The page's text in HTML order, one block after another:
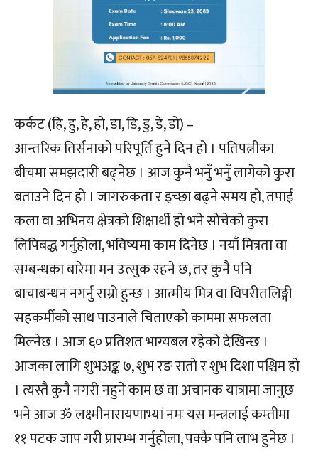
कर्कट (हि, हु, हे, हो, डा, डि, डु, डे, डो) –
आन्तरिक तिर्सनाको परिपूर्ति हुने दिन हो । पतिपत्नीका
बीचमा समझदारी बढ्नेछ । आज कुनै भनुँ भनुँ लागेको कुरा
बताउने दिन हो । जागरुकता र इच्छा बढ्ने समय हो, तपाईं
कला वा अभिनय क्षेत्रको शिक्षार्थी हो भने सोचेको कुरा
लिपिबद्ध गर्नुहोला, भविष्यमा काम दिनेछ । नयाँ मित्रता वा
सम्बन्धका बारेमा मन उत्सुक रहने छ, तर कुनै पनि
बाचाबन्धन नगर्नु राम्रो हुन्छ । आत्मीय मित्र वा विपरीतलिङ्गी
सहकर्मीको साथ पाउनाले चिताएको काममा सफलता
मिल्नेछ । आज ६० प्रतिशत भाग्यबल रहेको देखिन्छ ।
आजका लागि शुभअङ्क ७, शुभ रङ रातो र शुभ दिशा पश्चिम हो
। त्यस्तै कुनै नगरी नहुने काम छ वा अचानक यात्रामा जानुछ
भने आज ॐ लक्ष्मीनारायणाभ्यां नमः यस मन्त्रलाई कम्तीमा
११ पटक जाप गरी प्रारम्भ गर्नुहोला, पक्कै पनि लाभ हुनेछ ।